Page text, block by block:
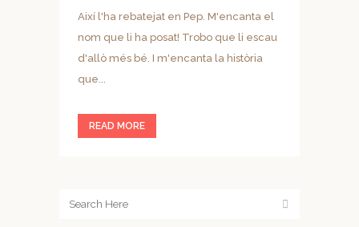
Així l'ha rebatejat en Pep. M'encanta el
nom que li ha posat! Trobo que li escau
d'allò més bé. I m'encanta la història
que...
READ MORE